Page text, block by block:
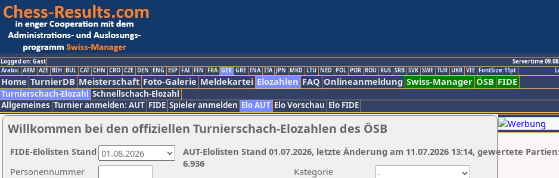
Logged on: Gast
Servertime
Arabic ARM AZE BIH BUL CAT CHN CRO CZE DEN ENG ESP FAI FIN FRA GER GRE INA ITA JPN MKD LTU NED POL POR ROU RUS SRB SVK SWE TUR UKR VIE FontSize:11pt
Home TurnierDB Meisterschaft Foto-Galerie Meldekartei Elozahlen FAQ Onlineanmeldung Swiss-Manager ÖSB FIDE
Turnierschach-Elozahl Schnellschach-Elozahl
Allgemeines Turnier anmelden: AUT FIDE Spieler anmelden Elo AUT Elo Vorschau Elo FIDE
Willkommen bei den offiziellen Turnierschach-Elozahlen des ÖSB
Kategorie
Personennummer
AUT-Elolisten Stand 01.07.2026, letzte Änderung am 11.07.2026 13:14, gewertete
6.936
FIDE-Elolisten Stand